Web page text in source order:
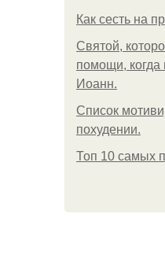
Как сесть на
Святой,
помощи, когда
Иоанн.
Список
похудении.
Топ 10 самых